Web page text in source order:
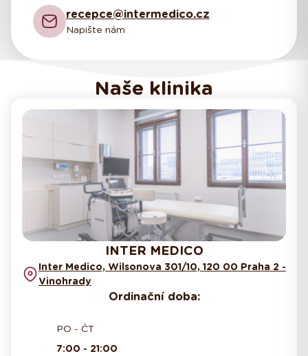
recepce@intermedico.cz
Napište nám
Naše klinika
INTER MEDICO
Inter Medico, Wilsonova 301/10, 120 00 Praha 2 -
Vinohrady
Ordinační doba:
PO - ČT
7:00 - 21:00